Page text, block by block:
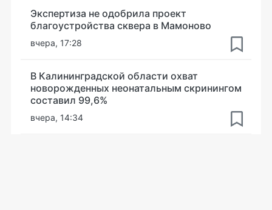
Экспертиза не одобрила проект
благоустройства сквера в Мамоново
вчера, 17:28
В Калининградской области охват
новорожденных неонатальным скринингом
составил 99,6%
вчера, 14:34